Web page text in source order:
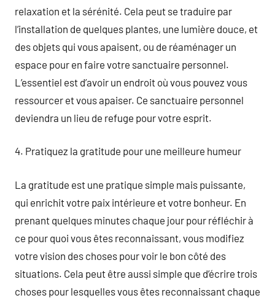
relaxation et la sérénité. Cela peut se traduire par
l’installation de quelques plantes, une lumière douce, et
des objets qui vous apaisent, ou de réaménager un
espace pour en faire votre sanctuaire personnel.
L’essentiel est d’avoir un endroit où vous pouvez vous
ressourcer et vous apaiser. Ce sanctuaire personnel
deviendra un lieu de refuge pour votre esprit.
4. Pratiquez la gratitude pour une meilleure humeur
La gratitude est une pratique simple mais puissante,
qui enrichit votre paix intérieure et votre bonheur. En
prenant quelques minutes chaque jour pour réfléchir à
ce pour quoi vous êtes reconnaissant, vous modifiez
votre vision des choses pour voir le bon côté des
situations. Cela peut être aussi simple que d’écrire trois
choses pour lesquelles vous êtes reconnaissant chaque